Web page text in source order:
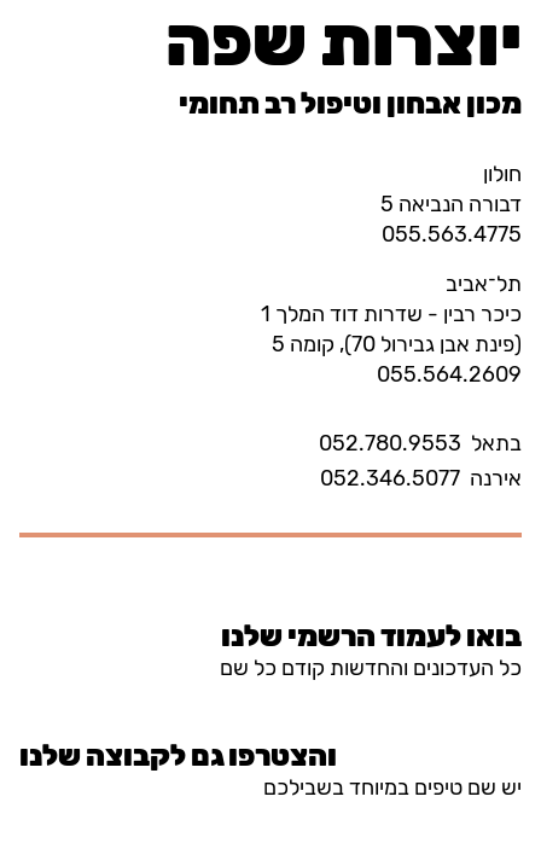
בואו לעמוד הרשמי שלנו
כל העדכונים והחדשות קודם כל שם
והצטרפו גם לקבוצה שלנו
יש שם טיפים במיוחד בשבילכם
יוצרות שפה
מכון אבחון וטיפול רב תחומי
חולון
דבורה הנביאה 5
055.563.4775
תל־אביב
כיכר רבין - שדרות דוד המלך 1
(פינת אבן גבירול 70), קומה 5
055.564.2609
בתאל 052.780.9553
אירנה 052.346.5077